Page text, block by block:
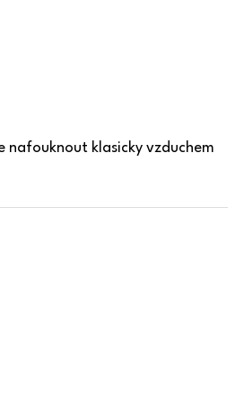
nafouknout klasicky vzduchem